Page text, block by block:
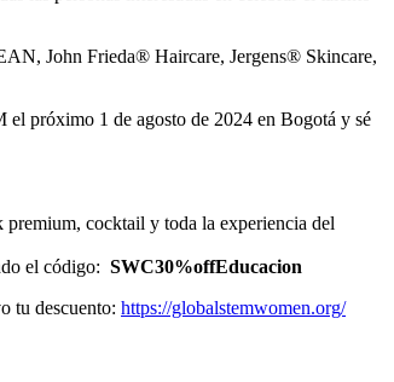
John Frieda® Haircare, Jergens® Skincare,
próximo 1 de agosto de 2024 en Bogotá y sé
cocktail y toda la experiencia del
el código: SWC30%offEducacion
tu descuento: https://globalstemwomen.org/